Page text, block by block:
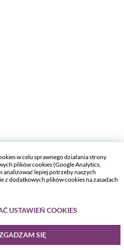
w celu sprawnego działania strony
plików cookies (Google Analytics,
analizować lepiej potrzeby naszych
z dodatkowych plików cookies na zasadach
USTAWIEŃ COOKIES
SIĘ